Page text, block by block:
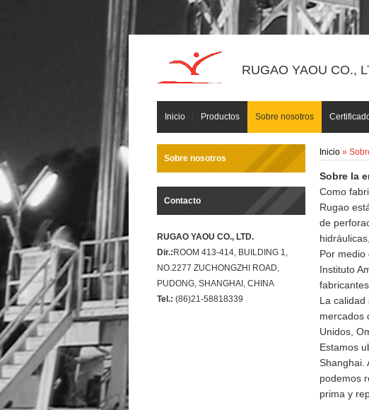
RUGAO YAOU CO.,
Inicio Productos Sobre nosotros
Sobre nosotros
Contacto
RUGAO YAOU CO., LTD.
Dir.: ROOM 413-414, BUILDING 1,
NO.2277 ZUCHONGZHI ROAD,
PUDONG, SHANGHAI, CHINA
Tel.: (86)21-58818339
Inicio »
Sobre la
Como
Rugao
de
Por medio
Instituto
La calidad
mercados
Unidos,
Estamos
Shanghai.
podemos
prima y